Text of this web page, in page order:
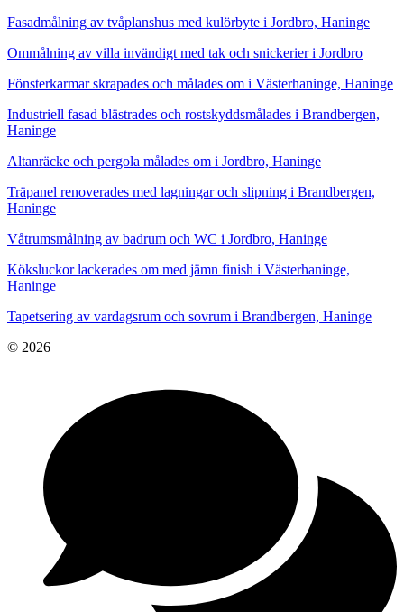
Fasadmålning av tvåplanshus med kulörbyte i Jordbro, Haninge
Ommålning av villa invändigt med tak och snickerier i Jordbro
Fönsterkarmar skrapades och målades om i Västerhaninge, Haninge
Industriell fasad blästrades och rostskyddsmålades i Brandbergen,
Haninge
Altanräcke och pergola målades om i Jordbro, Haninge
Träpanel renoverades med lagningar och slipning i Brandbergen,
Haninge
Våtrumsmålning av badrum och WC i Jordbro, Haninge
Köksluckor lackerades om med jämn finish i Västerhaninge,
Haninge
Tapetsering av vardagsrum och sovrum i Brandbergen, Haninge
© 2026